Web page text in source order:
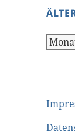
Ältere